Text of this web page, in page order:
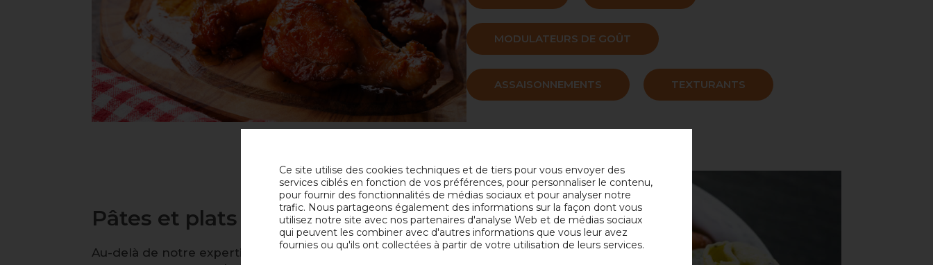
MODULATEURS DE GOÛT
ASSAISONNEMENTS TEXTURANTS
Pâtes et plats préparés
Au-delà de notre expertise en arômes et couleurs naturelles,
Ce site utilise des cookies techniques et de tiers pour vous envoyer des
services ciblés en fonction de vos préférences, pour personnaliser le contenu,
pour fournir des fonctionnalités de médias sociaux et pour analyser notre
trafic. Nous partageons également des informations sur la façon dont vous
utilisez notre site avec nos partenaires d'analyse Web et de médias sociaux
qui peuvent les combiner avec d'autres informations que vous leur avez
fournies ou qu'ils ont collectées à partir de votre utilisation de leurs services.